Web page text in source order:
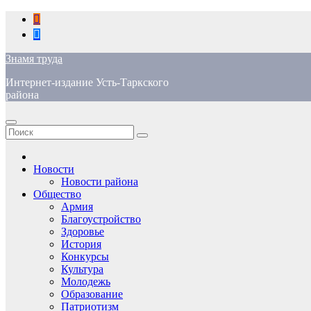
Перейти
содержимому
Знамя труда
Интернет-издание Усть-Таркского
района
Новости
Новости района
Общество
Армия
Благоустройство
Здоровье
История
Конкурсы
Культура
Молодежь
Образование
Патриотизм